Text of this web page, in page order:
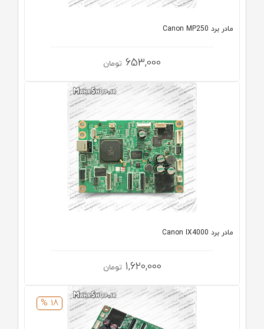
مادر برد Canon MP250
653,000 تومان
مادر برد Canon IX4000
1,620,000 تومان
18 %